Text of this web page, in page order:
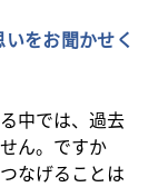
をお聞かせく
中では、過去
ん。ですか
なげることは